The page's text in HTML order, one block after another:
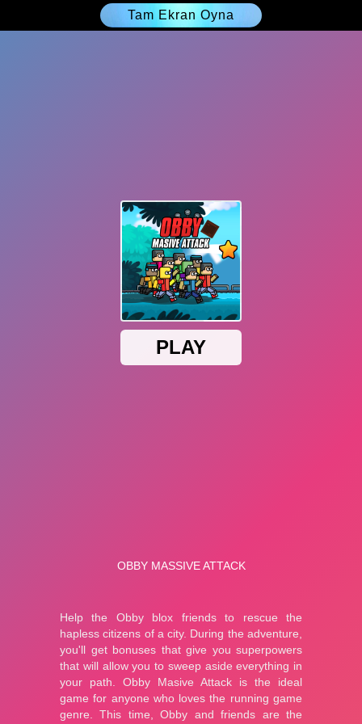
Tam Ekran Oyna